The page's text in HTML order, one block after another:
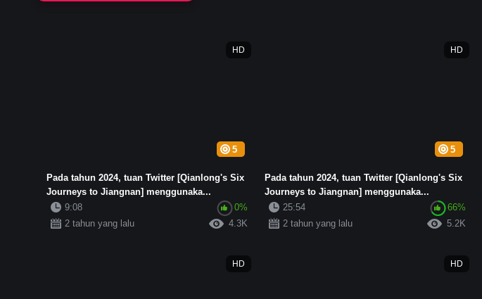
5
HD
Pada tahun 2024, tuan Twitter [Qianlong's Six
Journeys to Jiangnan] menggunaka...
9:08
0%
2 tahun yang lalu
4.3K
5
HD
Pada tahun 2024, tuan Twitter [Qianlong's Six
Journeys to Jiangnan] menggunaka...
25:54
66%
2 tahun yang lalu
5.2K
HD HD